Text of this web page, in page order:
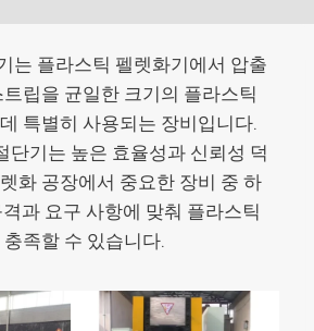
는 플라스틱 펠렛화기에서 압출
립을 균일한 크기의 플라스틱
특별히 사용되는 장비입니다.
단기는 높은 효율성과 신뢰성 덕
화 공장에서 중요한 장비 중 하
과 요구 사항에 맞춰 플라스틱
족할 수 있습니다.